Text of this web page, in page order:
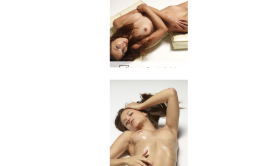
안나 S 베개 #4